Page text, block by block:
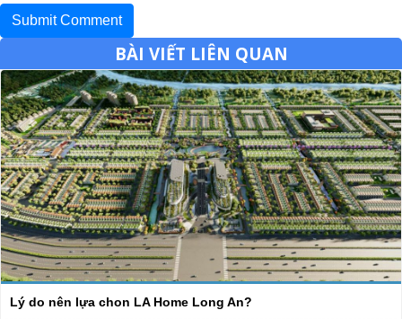
BÀI VIẾT LIÊN QUAN
Lý do nên lựa chon LA Home Long An?